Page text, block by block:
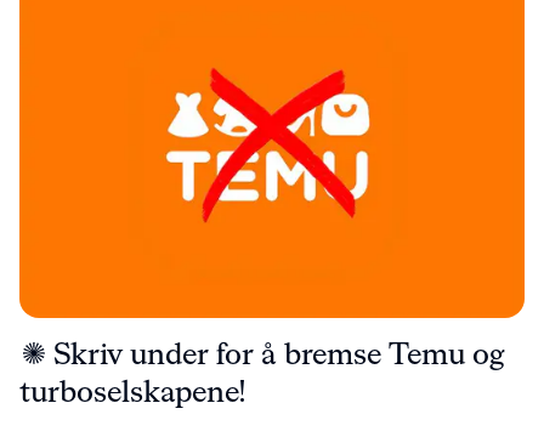
Skriv under for å bremse Temu og
turboselskapene!